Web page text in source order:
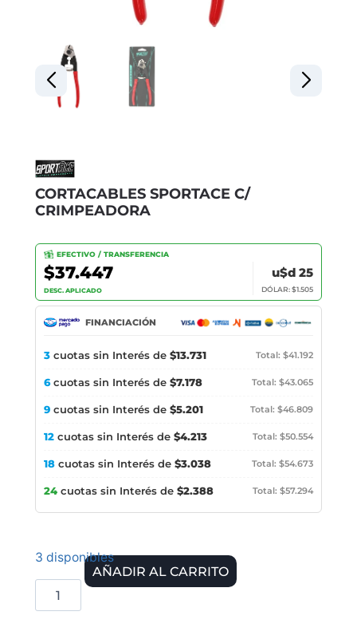
CORTACABLES SPORTACE C/
CRIMPEADORA
EFECTIVO / TRANSFERENCIA
$37.447
DESC. APLICADO
u$d 25
DÓLAR: $1.505
FINANCIACIÓN
3 cuotas sin Interés de $13.731 Total: $41.192
6cuotas sin Interés de $7.178 Total: $43.065
9 cuotas sin Interés de $5.201 Total: $46.809
12 cuotas sin Interés de $4.213 Total: $50.554
18 cuotas sin Interés de $3.038 Total: $54.673
24 cuotas sin Interés de $2.388 Total: $57.294
3 disponibles
AÑADIR AL CARRITO